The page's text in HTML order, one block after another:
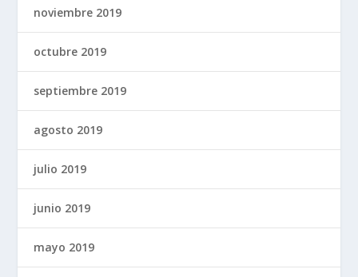
noviembre 2019
octubre 2019
septiembre 2019
agosto 2019
julio 2019
junio 2019
mayo 2019